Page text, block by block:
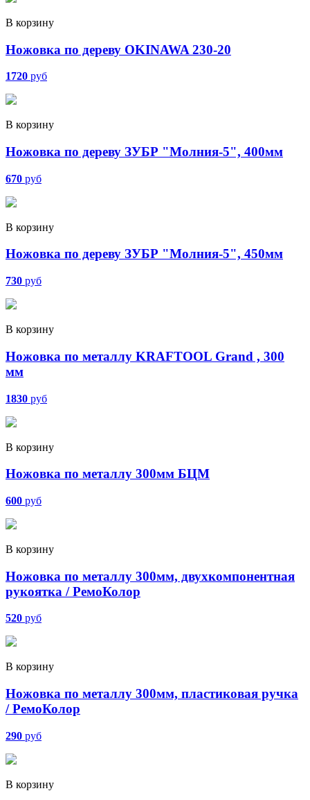
В корзину
Ножовка по дереву OKINAWA 230-20
1720 руб
В корзину
Ножовка по дереву ЗУБР "Молния-5", 400мм
670 руб
В корзину
Ножовка по дереву ЗУБР "Молния-5", 450мм
730 руб
В корзину
Ножовка по металлу KRAFTOOL Grand , 300
мм
1830 руб
В корзину
Ножовка по металлу 300мм БЦМ
600 руб
В корзину
Ножовка по металлу 300мм, двухкомпонентная
рукоятка / РемоКолор
520 руб
В корзину
Ножовка по металлу 300мм, пластиковая ручка
/ РемоКолор
290 руб
В корзину